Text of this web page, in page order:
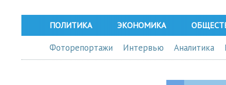
ПОЛИТИКА ЭКОНОМИКА
Фоторепортажи Интервью Аналитика